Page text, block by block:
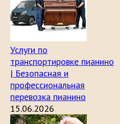
Услуги по
транспортировке пианино
| Безопасная и
профессиональная
перевозка пианино
15.06.2026